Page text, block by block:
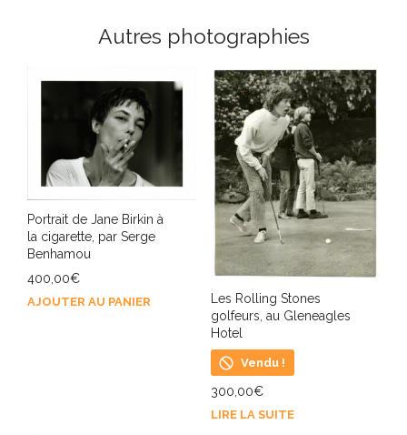
Autres photographies
Portrait de Jane Birkin à
la cigarette, par Serge
Benhamou
400,00€
AJOUTER AU PANIER
Les Rolling Stones
golfeurs, au Gleneagles
Hotel
Vendu !
300,00€
LIRE LA SUITE